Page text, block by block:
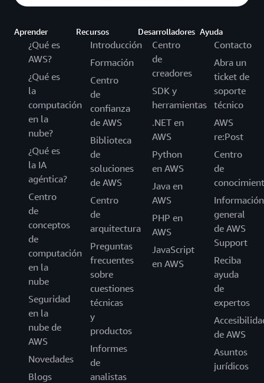
Aprender
¿Qué es
AWS?
¿Qué es
la
computación
en la
nube?
¿Qué es
la IA
agéntica?
Centro
de
conceptos
de
computación
en la
nube
Seguridad
en la
nube de
AWS
Novedades
Blogs
Recursos
Introducción
Formación
Centro
de
confianza
de AWS
Biblioteca
de
soluciones
de AWS
Centro
de
arquitectura
Preguntas
frecuentes
sobre
cuestiones
técnicas
y
productos
Informes
de
analistas
Desarrolladores
Centro
de
creadores
SDK y
herramientas
.NET en
AWS
Python
en AWS
Java en
AWS
PHP en
AWS
JavaScript
en AWS
Ayuda
Contacto
Abra un
ticket de
soporte
técnico
AWS
re:Post
Centro
de
Información
general
de AWS
Support
Reciba
ayuda
de
expertos
de AWS
Asuntos
jurídicos